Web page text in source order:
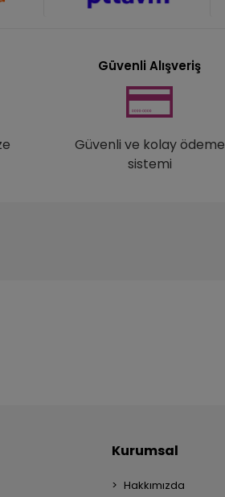
Güvenli Alışveriş
Güvenli ve kolay ödeme
sistemi
Kurumsal
Hakkımızda